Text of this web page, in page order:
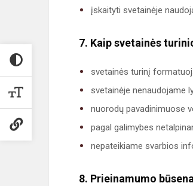
įskaityti svetainėje
7. Kaip svetainės
svetainės turinį
svetainėje nenaudojame
nuorodų pavadinimuose
pagal galimybes
nepateikiame svarbios
8. Prieinamumo būsena